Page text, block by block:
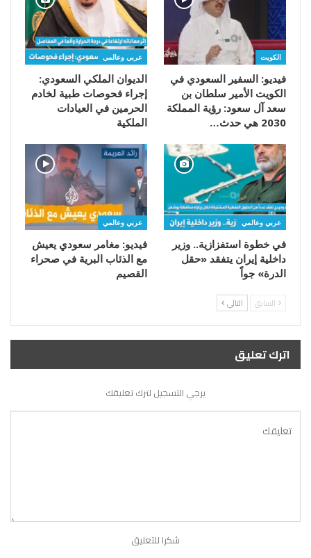
الكويت
فيديو: السفير السعودي في
الكويت الأمير سلطان بن
سعد آل سعود: رؤية المملكة
2030 هي حدث…
عربي وعالمي
الديوان الملكي السعودي:
إجراء فحوصات طبية لخادم
الحرمين في العيادات
الملكية
عربي وعالمي
في خطوة استفزازية.. وزير
داخلية إيران يتفقد «حقل
الدرة» جواً
عربي وعالمي
فيديو: مغامر سعودي يعيش
مع الذئاب البرية في صحراء
القصيم
السابق التالي
اترك تعليق
يرجي التسجيل لترك تعليقك
شكرا للتعليق